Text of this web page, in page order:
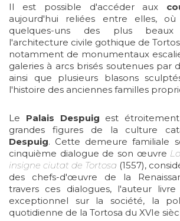
Il est possible d'accéder aux
aujourd'hui reliées entre elles, où
quelques-uns des plus
l'architecture civile gothique de
notamment de monumentaux
galeries à arcs brisés soutenues par
ainsi que plusieurs blasons
l'histoire des anciennes familles
Le Palais Despuig est
grandes figures de la culture
Despuig. Cette demeure familiale
cinquième dialogue de son œuvre
insigne ciutat de Tortosa (1557),
des chefs-d'œuvre de la
travers ces dialogues, l'auteur
exceptionnel sur la société, la
quotidienne de la Tortosa du XVIe